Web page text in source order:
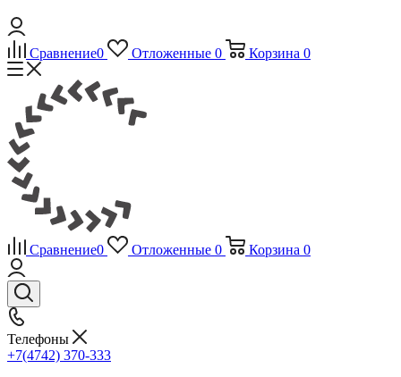
Сравнение0 Отложенные 0 Корзина 0
Сравнение0 Отложенные 0 Корзина 0
Телефоны
+7(4742) 370-333